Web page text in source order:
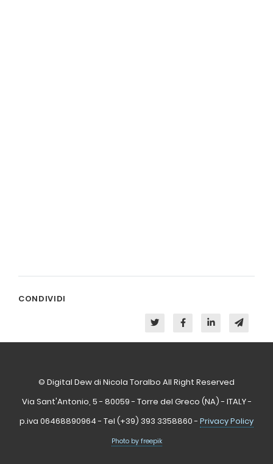
CONDIVIDI
© Digital Dew di Nicola Toralbo All Right Reserved
Via Sant'Antonio, 5 - 80059 - Torre del Greco (NA) - ITALY -
p.iva 06468890964 - Tel (+39) 393 3358860 - Privacy Policy
Photo by freepik